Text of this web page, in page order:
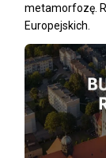
metamorfozę.
Europejskich.